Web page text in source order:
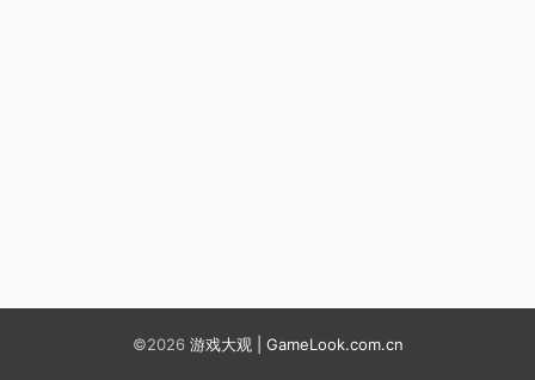
©2026 游戏大观 | GameLook.com.cn